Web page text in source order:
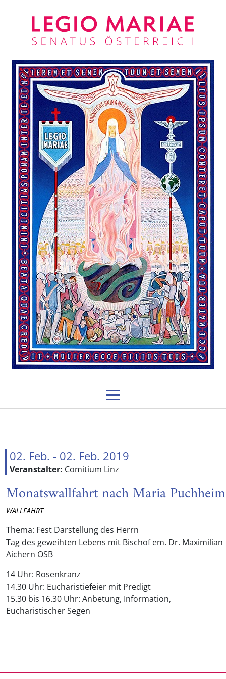
02. Feb. - 02. Feb. 2019
Veranstalter: Comitium Linz
Monatswallfahrt nach Maria Puchheim
WALLFAHRT
Thema: Fest Darstellung des Herrn
Tag des geweihten Lebens mit Bischof em. Dr. Maximilian
Aichern OSB
14 Uhr: Rosenkranz
14.30 Uhr: Eucharistiefeier mit Predigt
15.30 bis 16.30 Uhr: Anbetung, Information,
Eucharistischer Segen